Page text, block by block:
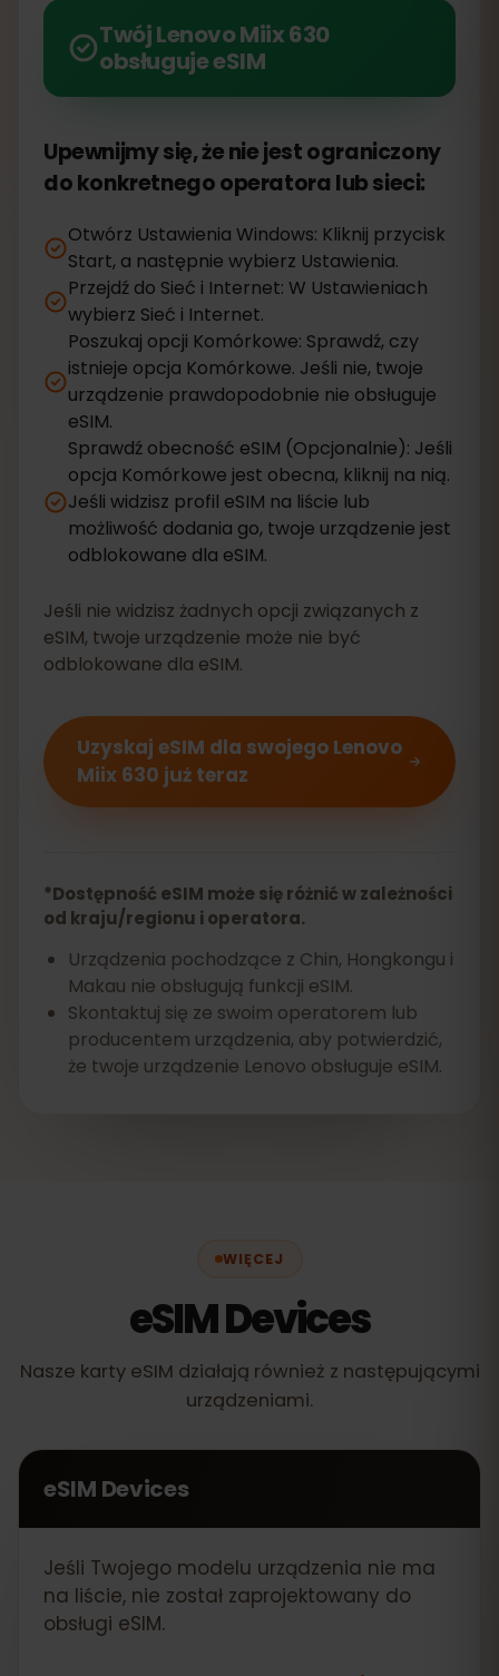
Twój Lenovo Miix 630
obsługuje eSIM
Upewnijmy się, że nie jest ograniczony
do konkretnego operatora lub sieci:
Otwórz Ustawienia Windows: Kliknij przycisk
Start, a następnie wybierz Ustawienia.
Przejdź do Sieć i Internet: W Ustawieniach
wybierz Sieć i Internet.
Poszukaj opcji Komórkowe: Sprawdź, czy
istnieje opcja Komórkowe. Jeśli nie, twoje
urządzenie prawdopodobnie nie obsługuje
eSIM.
Sprawdź obecność eSIM (Opcjonalnie): Jeśli
opcja Komórkowe jest obecna, kliknij na nią.
Jeśli widzisz profil eSIM na liście lub
możliwość dodania go, twoje urządzenie jest
odblokowane dla eSIM.
Jeśli nie widzisz żadnych opcji związanych z
eSIM, twoje urządzenie może nie być
odblokowane dla eSIM.
Uzyskaj eSIM dla swojego Lenovo
Miix 630 już teraz
*Dostępność eSIM może się różnić w zależności
od kraju/regionu i operatora.
Urządzenia pochodzące z Chin, Hongkongu i
Makau nie obsługują funkcji eSIM.
Skontaktuj się ze swoim operatorem lub
producentem urządzenia, aby potwierdzić,
że twoje urządzenie Lenovo obsługuje eSIM.
WIĘCEJ
eSIM Devices
Nasze karty eSIM działają również z następującymi
urządzeniami.
eSIM Devices
Jeśli Twojego modelu urządzenia nie ma
na liście, nie został zaprojektowany do
obsługi eSIM.